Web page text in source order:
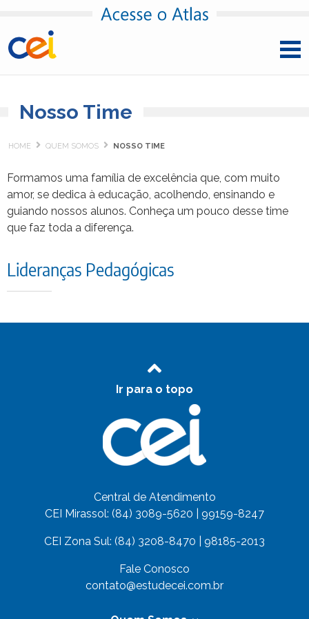
Pular para o conteúdo
Nosso Time
HOME QUEM SOMOS NOSSO TIME
Formamos uma família de excelência que, com muito
amor, se dedica à educação, acolhendo, ensinando e
guiando nossos alunos. Conheça um pouco desse time
que faz toda a diferença.
Lideranças Pedagógicas
Ir para o topo
Central de Atendimento
CEI Mirassol: (84) 3089-5620 | 99159-8247
CEI Zona Sul: (84) 3208-8470 | 98185-2013
Fale Conosco
contato@estudecei.com.br